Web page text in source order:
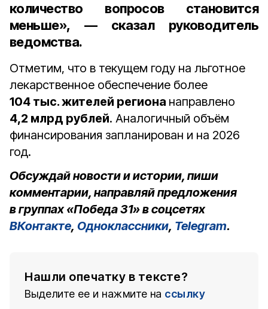
количество вопросов становится
меньше», — сказал руководитель
ведомства.
Отметим, что в текущем году на льготное
лекарственное обеспечение более
104 тыс. жителей региона направлено
4,2 млрд рублей. Аналогичный объём
финансирования запланирован и на 2026
год.
Обсуждай новости и истории, пиши
комментарии, направляй предложения
в группах «Победа 31» в соцсетях
ВКонтакте, Одноклассники, Telegram.
Нашли опечатку в тексте?
Выделите ее и нажмите на ссылку